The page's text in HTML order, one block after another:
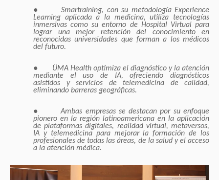
●
Smartraining, con su metodología Experience
Learning aplicada a la medicina, utiliza tecnologías
inmersivas como su entorno de Hospital Virtual para
lograr una mejor retención del conocimiento en
reconocidas universidades que forman a los médicos
del futuro.
●
ÜMA Health optimiza el diagnóstico y la atención
mediante el uso de IA, ofreciendo diagnósticos
asistidos y servicios de telemedicina de calidad,
eliminando barreras geográficas.
●
Ambas empresas se destacan por su enfoque
pionero en la región latinoamericana en la aplicación
de plataformas digitales, realidad virtual, metaversos,
IA y telemedicina para mejorar la formación de los
profesionales de todas las áreas, de la salud y el acceso
a la atención médica.